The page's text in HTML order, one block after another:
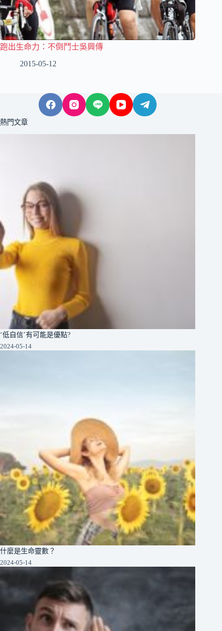
跑出生命力：不倒鬥士吳興傳
2015-05-12
熱門文章
‘低自信’有可能是優點?
2024-05-14
什麼是生命靈數？
2024-05-14